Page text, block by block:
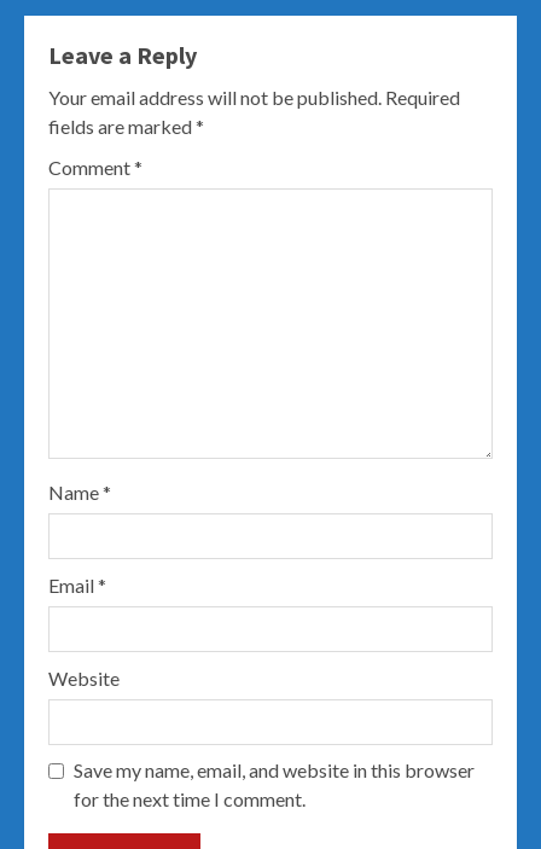
Leave a Reply
Your email address will not be published. Required
fields are marked*
Comment*
Name*
Email*
Website
Save my name, email, and website in this browser
for the next time I comment.